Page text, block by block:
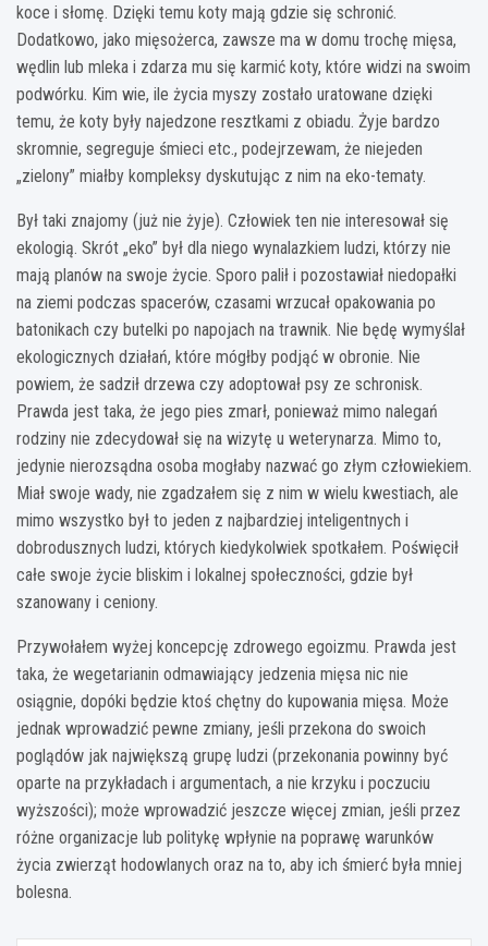
koce i słomę. Dzięki temu koty mają gdzie się schronić.
Dodatkowo, jako mięsożerca, zawsze ma w domu trochę mięsa,
wędlin lub mleka i zdarza mu się karmić koty, które widzi na swoim
podwórku. Kim wie, ile życia myszy zostało uratowane dzięki
temu, że koty były najedzone resztkami z obiadu. Żyje bardzo
skromnie, segreguje śmieci etc., podejrzewam, że niejeden
„zielony” miałby kompleksy dyskutując z nim na eko-tematy.
Był taki znajomy (już nie żyje). Człowiek ten nie interesował się
ekologią. Skrót „eko” był dla niego wynalazkiem ludzi, którzy nie
mają planów na swoje życie. Sporo palił i pozostawiał niedopałki
na ziemi podczas spacerów, czasami wrzucał opakowania po
batonikach czy butelki po napojach na trawnik. Nie będę wymyślał
ekologicznych działań, które mógłby podjąć w obronie. Nie
powiem, że sadził drzewa czy adoptował psy ze schronisk.
Prawda jest taka, że jego pies zmarł, ponieważ mimo nalegań
rodziny nie zdecydował się na wizytę u weterynarza. Mimo to,
jedynie nierozsądna osoba mogłaby nazwać go złym człowiekiem.
Miał swoje wady, nie zgadzałem się z nim w wielu kwestiach, ale
mimo wszystko był to jeden z najbardziej inteligentnych i
dobrodusznych ludzi, których kiedykolwiek spotkałem. Poświęcił
całe swoje życie bliskim i lokalnej społeczności, gdzie był
szanowany i ceniony.
Przywołałem wyżej koncepcję zdrowego egoizmu. Prawda jest
taka, że wegetarianin odmawiający jedzenia mięsa nic nie
osiągnie, dopóki będzie ktoś chętny do kupowania mięsa. Może
jednak wprowadzić pewne zmiany, jeśli przekona do swoich
poglądów jak największą grupę ludzi (przekonania powinny być
oparte na przykładach i argumentach, a nie krzyku i poczuciu
wyższości); może wprowadzić jeszcze więcej zmian, jeśli przez
różne organizacje lub politykę wpłynie na poprawę warunków
życia zwierząt hodowlanych oraz na to, aby ich śmierć była mniej
bolesna.